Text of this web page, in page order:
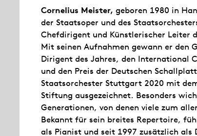
Cornelius Meister, geboren 1980 in
der Staatsoper und des
Chefdirigent und Künstlerischer Leiter
Mit seinen Aufnahmen gewann er den
Dirigent des Jahres, den International
und den Preis der Deutschen
Staatsorchester Stuttgart 2020 mit
Stiftung ausgezeichnet. Besonders
Generationen, von denen viele zum
Bekannt für sein breites Repertoire,
als Pianist und seit 1997 zusätzlich als